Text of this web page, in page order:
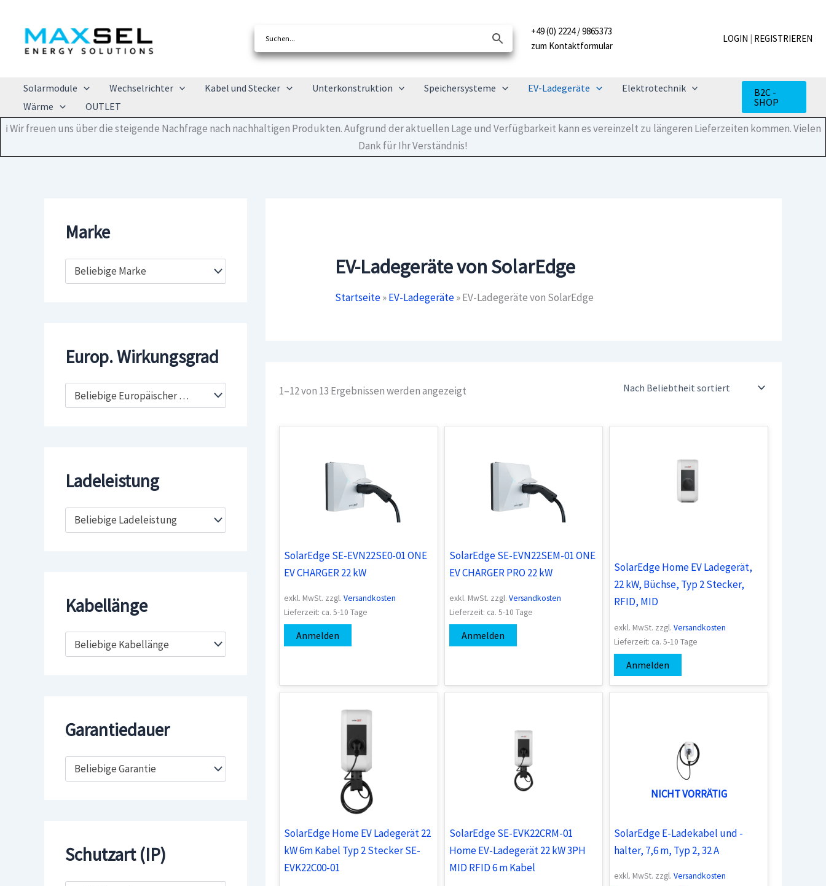
Inhalt
springen
+49 (0) 2224 / 9865373
zum Kontaktformular
LOGIN | REGISTRIEREN
Solarmodule Wechselrichter Kabel und Stecker Unterkonstruktion Speichersysteme EV-Ladegeräte
Elektrotechnik
Wärme
OUTLET
B2C -
SHOP
ℹ️ Wir freuen uns über die steigende Nachfrage nach nachhaltigen Produkten. Aufgrund der aktuellen Lage und Verfügbarkeit kann es vereinzelt zu längeren Lieferzeiten kommen. Vielen
Dank für Ihr Verständnis!
Marke
Beliebige Marke
Europ. Wirkungsgrad
Beliebige Europäischer Wirkungsgrad
Ladeleistung
Beliebige Ladeleistung
Kabellänge
Beliebige Kabellänge
Garantiedauer
Beliebige Garantie
Schutzart (IP)
EV-Ladegeräte von SolarEdge
Startseite»EV-Ladegeräte»EV-Ladegeräte von SolarEdge
1–12 von 13 Ergebnissen werden angezeigt
SolarEdge SE-EVN22SE0-01 ONE
EV CHARGER 22 kW
exkl. MwSt. zzgl.Versandkosten
Lieferzeit: ca. 5-10 Tage
Anmelden
SolarEdge SE-EVN22SEM-01 ONE
EV CHARGER PRO 22 kW
exkl. MwSt. zzgl. Versandkosten
Lieferzeit: ca. 5-10 Tage
Anmelden
SolarEdge Home EV Ladegerät,
22 kW, Büchse, Typ 2 Stecker,
RFID, MID
exkl. MwSt. zzgl.Versandkosten
Lieferzeit: ca. 5-10 Tage
Anmelden
SolarEdge Home EV Ladegerät 22
kW 6m Kabel Typ 2 Stecker SE-
EVK22C00-01
SolarEdge SE-EVK22CRM-01
Home EV-Ladegerät 22 kW 3PH
MID RFID 6 m Kabel
NICHT VORRÄTIG
SolarEdge E-Ladekabel und -
halter, 7,6 m, Typ 2, 32 A
exkl. MwSt. zzgl.Versandkosten